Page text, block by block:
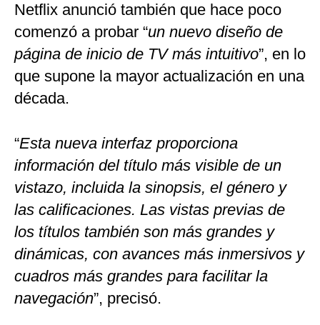
Netflix anunció también que hace poco
comenzó a probar “un nuevo diseño de
página de inicio de TV más intuitivo”, en lo
que supone la mayor actualización en una
década.
“Esta nueva interfaz proporciona
información del título más visible de un
vistazo, incluida la sinopsis, el género y
las calificaciones. Las vistas previas de
los títulos también son más grandes y
dinámicas, con avances más inmersivos y
cuadros más grandes para facilitar la
navegación”, precisó.